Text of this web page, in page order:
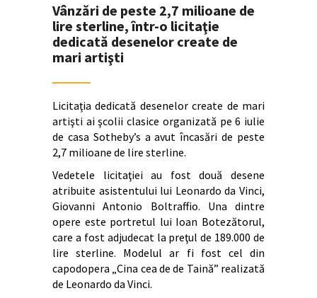
Vânzări de peste 2,7 milioane de
lire sterline, într-o licitaţie
dedicată desenelor create de
mari artişti
Licitaţia dedicată desenelor create de mari
artişti ai şcolii clasice organizată pe 6 iulie
de casa Sotheby’s a avut încasări de peste
2,7 milioane de lire sterline.
Vedetele licitaţiei au fost două desene
atribuite asistentului lui Leonardo da Vinci,
Giovanni Antonio Boltraffio. Una dintre
opere este portretul lui Ioan Botezătorul,
care a fost adjudecat la preţul de 189.000 de
lire sterline. Modelul ar fi fost cel din
capodopera „Cina cea de de Taină” realizată
de Leonardo da Vinci.